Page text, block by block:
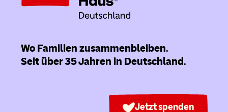
Wo Familien zusammenbleiben.
Seit über 35 Jahren in Deutschland.
Jetzt spenden